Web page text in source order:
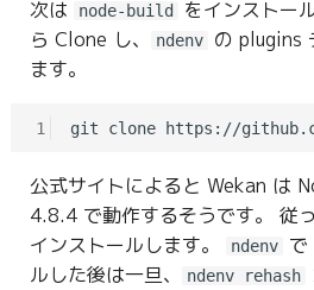
次は node-build
をインストー
ら Clone し、
ndenv
の plugins
ます。
1 git clone https://
公式サイトによると Wekan は
4.8.4 で動作するそうです。 従
インストールします。
ndenv
で
ルした後は一旦、
ndenv rehash